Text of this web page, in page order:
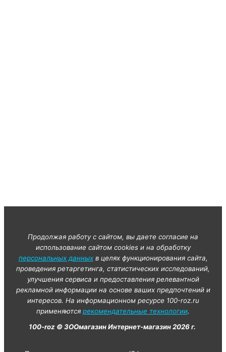
Продолжая работу с сайтом, вы даете согласие на
использование сайтом cookies и на обработку
персональных данныхв целях функционирования сайта,
проведения ретаргетинга, статистических исследований,
улучшения сервиса и предоставления релевантной
рекламной информации на основе ваших предпочтений и
интересов. На информационном ресурсе 100-roz.ru
применяются рекомендательные технологии.
100-roz © ЗООмагазин Интернет-магазин 2026 г.